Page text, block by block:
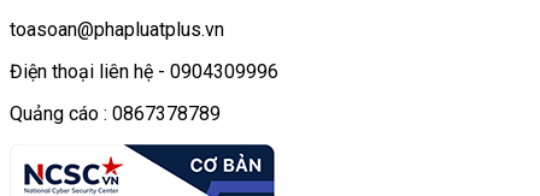
toasoan@phapluatplus.vn
Điện thoại liên hệ - 0904309996
Quảng cáo : 0867378789